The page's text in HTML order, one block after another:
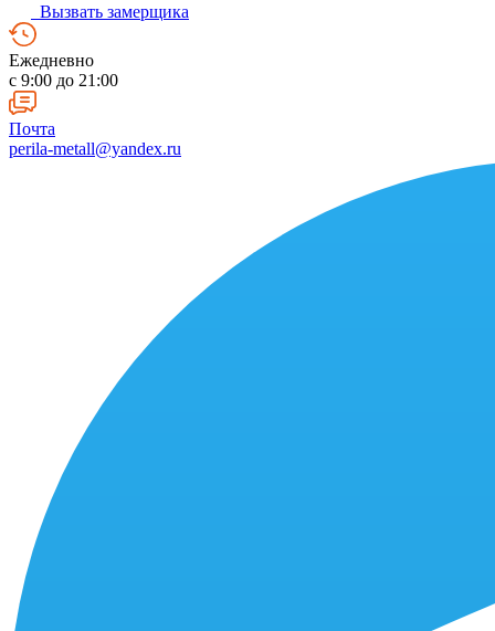
Вызвать замерщика
Ежедневно
c 9:00 до 21:00
Почта
perila-metall@yandex.ru